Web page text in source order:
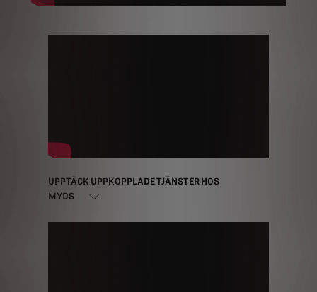
UPPTÄCK UPPKOPPLADE TJÄNSTER HOS
MYDS